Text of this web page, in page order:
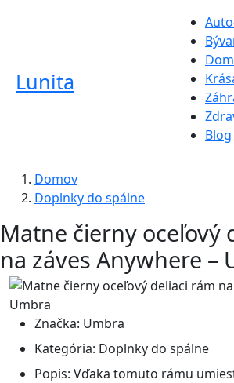
Lunita
Blog
Domov
Doplnky do spálne
Matne čierny oceľový
na záves Anywhere –
Značka: Umbra
Kategória: Doplnky do spálne
Popis: Vďaka tomuto rámu